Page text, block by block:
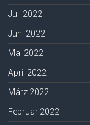
Juli 2022
Juni 2022
Mai 2022
April 2022
März 2022
Februar 2022